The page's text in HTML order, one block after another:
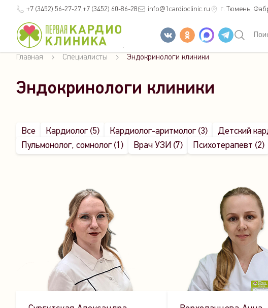
+7 (3452) 56-27-27 +7 (3452) 60-86-28 info@1cardioclinic.ru г. Тюмень,
Главная Специалисты Эндокринологи клиники
Эндокринологи клиники
Все Кардиолог (5) Кардиолог-аритмолог (3) Детский
Пульмонолог, сомнолог (1)
Врач УЗИ (7) Психотерапевт (2)